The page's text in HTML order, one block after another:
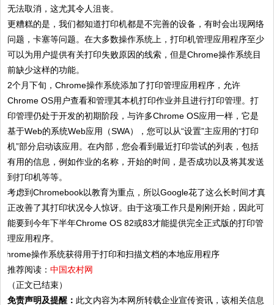
无法取消，这尤其令人沮丧。
更糟糕的是，我们都知道打印机都是不完善的设备，有时会出现网络
问题，卡塞等问题。在大多数操作系统上，打印机管理应用程序至少
可以为用户提供有关打印失败原因的线索，但是Chrome操作系统目
前缺少这样的功能。
2个月下旬，Chrome操作系统添加了打印管理应用程序，允许
Chrome OS用户查看和管理其本机打印作业并且进行打印管理。打
印管理仍处于开发的初期阶段，与许多Chrome OS应用一样，它是
基于Web的系统Web应用（SWA），您可以从“设置”主应用的“打印
机”部分启动该应用。在内部，您会看到最近打印尝试的列表，包括
有用的信息，例如作业的名称，开始的时间，是否成功以及将其发送
到打印机等等。
考虑到Chromebook以教育为重点，所以Google花了这么长时间才真
正改善了其打印状况令人惊讶。由于这项工作只是刚刚开始，因此可
能要到今年下半年Chrome OS 82或83才能提供完全正式版的打印管
理应用程序。
推荐阅读：中国农村网
（正文已结束）
免责声明及提醒： 此文内容为本网所转载企业宣传资讯，该相关信息